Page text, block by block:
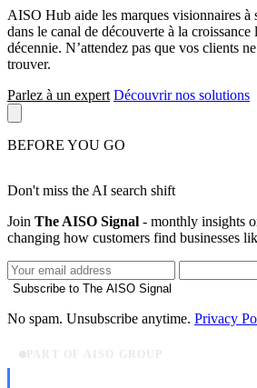
AISO Hub aide les marques visionnaires à
dans le canal de découverte à la croissance
décennie. N’attendez pas que vos clients
trouver.
Parlez à un expert Découvrir nos solutions
BEFORE YOU GO
Don't miss the AI search shift
Join The AISO Signal - monthly insights
changing how customers find businesses
Subscribe to The AISO Signal
No spam. Unsubscribe anytime. Privacy
PART OF AISO GROUP